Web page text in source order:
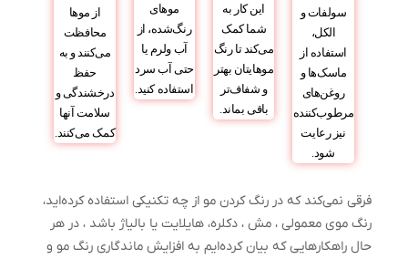
سولفات و
الکل،
استفاده از
ماسک‌ها و
روغن‌های
مرطوب‌کننده
نیز رعایت
شود.
این کار به
شما کمک
می‌کند تا رنگ
موهایتان بهتر
و شفاف‌تر
باقی بماند.
موهای
رنگ‌شده، از
آب ولرم یا
حتی آب سرد
استفاده کنید.
از موها
محافظت
می‌کنند و به
حفظ
درخشندگی و
سلامت آنها
کمک می‌کنند.
فرقی نمی‌کند که در رنگ کردن مو از چه تکنیکی استفاده کرده‌اید،
رنگ موی معمولی ، مش ، دکلره، هایلایت یا بالیاژ باشد ، در هر
حال راهکارهایی که بیان کرده‌ایم به افزایش ماندگاری رنگ مو و